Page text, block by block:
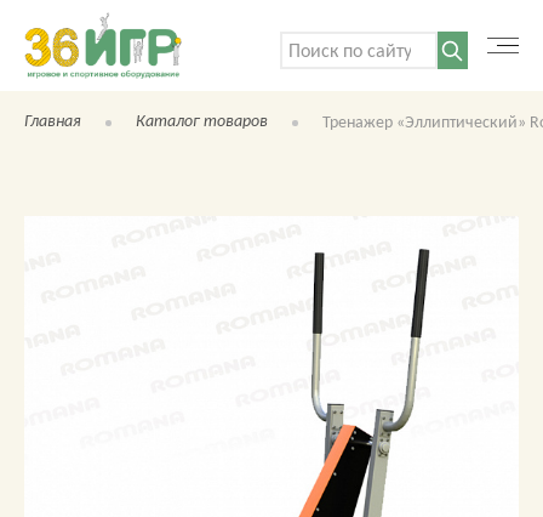
Поиск:
Главная Каталог товаров Тренажер «Эллиптический»